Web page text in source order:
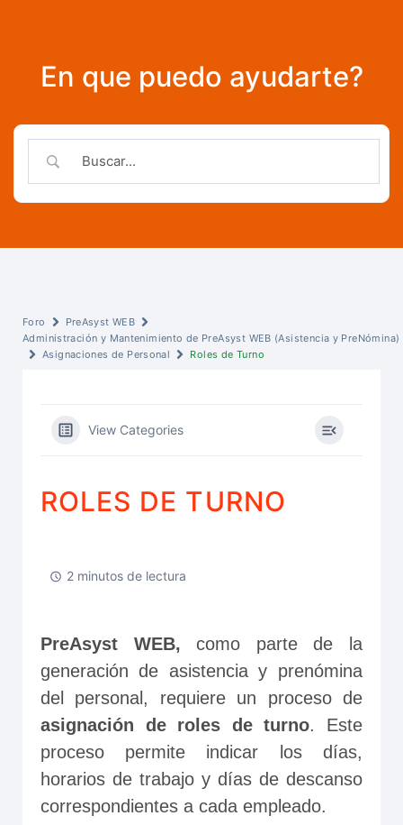
En que puedo ayudarte?
Foro
PreAsyst WEB
Administración y Mantenimiento de PreAsyst WEB (Asistencia y PreNómina)
Asignaciones de Personal
Roles de Turno
View Categories
ROLES DE TURNO
2 minutos de lectura
PreAsyst WEB, como parte de la
generación de asistencia y prenómina
del personal, requiere un proceso de
asignación de roles de turno. Este
proceso permite indicar los días,
horarios de trabajo y días de descanso
correspondientes a cada empleado.